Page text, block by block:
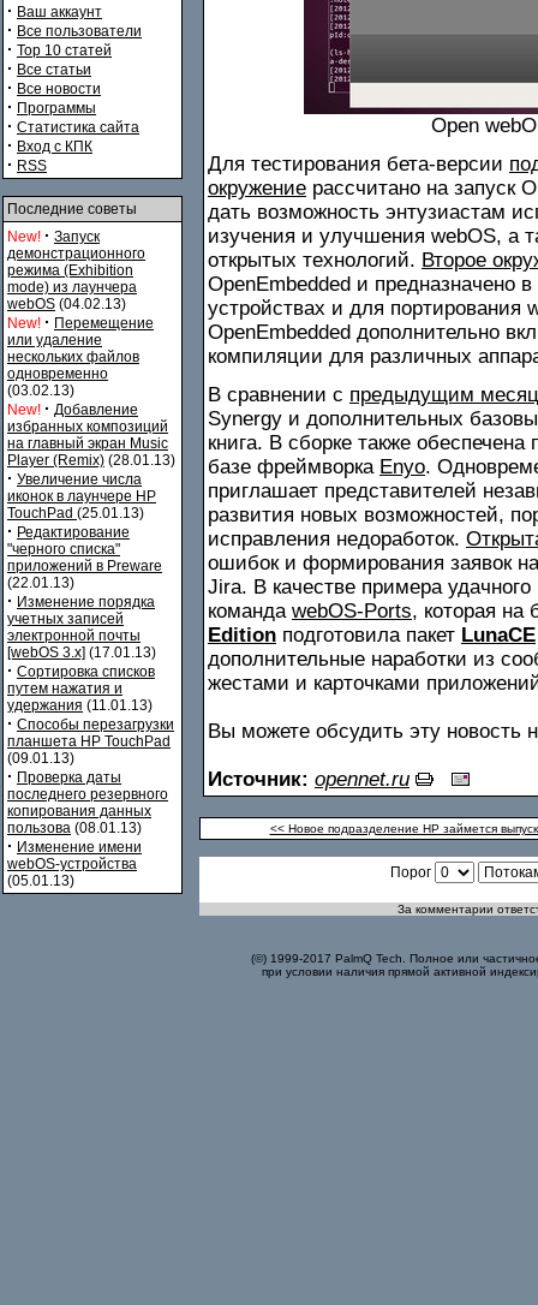
· Ваш аккаунт
· Все пользователи
· Top 10 статей
· Все статьи
· Все новости
· Программы
· Статистика сайта
· Вход с КПК
· RSS
Последние советы
New! · Запуск
демонстрационного
режима (Exhibition
mode) из лаунчера
webOS (04.02.13)
New! · Перемещение
или удаление
нескольких файлов
одновременно
(03.02.13)
New! · Добавление
избранных композиций
на главный экран Music
Player (Remix) (28.01.13)
· Увеличение числа
иконок в лаунчере HP
TouchPad (25.01.13)
· Редактирование
"черного списка"
приложений в Preware
(22.01.13)
· Изменение порядка
учетных записей
электронной почты
[webOS 3.x] (17.01.13)
· Сортировка списков
путем нажатия и
удержания (11.01.13)
· Способы перезагрузки
планшета HP TouchPad
(09.01.13)
· Проверка даты
последнего резервного
копирования данных
пользова (08.01.13)
· Изменение имени
webOS-устройства
(05.01.13)
Open
Для тестирования бета-версии
окружение рассчитано на запуск
дать возможность энтузиастам
изучения и улучшения webOS, а
открытых технологий. Второе
OpenEmbedded и предназначено
устройствах и для портирования
OpenEmbedded дополнительно
компиляции для различных
В сравнении с предыдущим
Synergy и дополнительных
книга. В сборке также
базе фреймворка Enyo.
приглашает представителей
развития новых возможностей,
исправления недоработок.
ошибок и формирования заявок
Jira. В качестве примера
команда webOS-Ports, которая на
Edition подготовила пакет LunaCE
дополнительные наработки из
жестами и карточками
Вы можете обсудить эту новость
Источник: opennet.ru
<< Новое подразделение HP займется
Порог
За комментарии
(©) 1999-2017 PalmQ Tech. Полное или
при условии наличия прямой активной